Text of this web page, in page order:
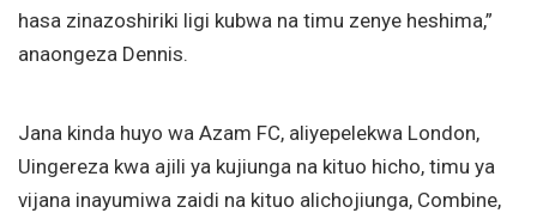
hasa zinazoshiriki ligi kubwa na timu zenye heshima,”
anaongeza Dennis.
Jana kinda huyo wa Azam FC, aliyepelekwa London,
Uingereza kwa ajili ya kujiunga na kituo hicho, timu ya
vijana inayumiwa zaidi na kituo alichojiunga, Combine,